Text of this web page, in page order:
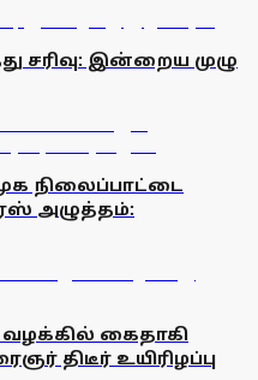
சரிவு: இன்றைய முழு
நிலைப்பாட்டை
அழுத்தம்:
வழக்கில் கைதாகி
திடீர் உயிரிழப்பு